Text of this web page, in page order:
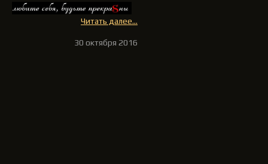
Читать далее...
30 октября 2016